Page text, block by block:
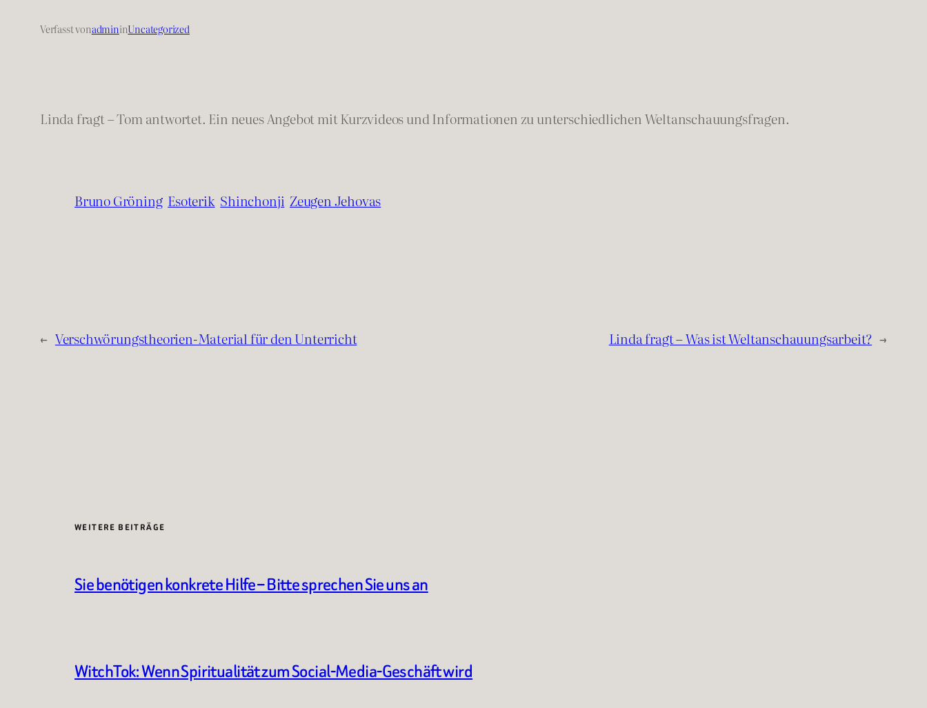
Verfasst vonadmininUncategorized
Linda fragt – Tom antwortet. Ein neues Angebot mit Kurzvideos und Informationen zu unterschiedlichen Weltanschauungsfragen.
Bruno Gröning Esoterik Shinchonji Zeugen Jehovas
← Verschwörungstheorien-Material für den Unterricht Linda fragt – Was ist Weltanschauungsarbeit? →
WEITERE BEITRÄGE
Sie benötigen konkrete Hilfe – Bitte sprechen Sie uns an
WitchTok: Wenn Spiritualität zum Social-Media-Geschäft wird